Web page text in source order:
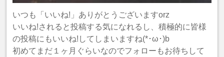
いつも「いいね!」ありがとうございますorz
いいね!されると投稿する気になれるし、積極的に皆様
の投稿にもいいね!してしまいますね(*･ω･)b
初めてまだ１ヶ月ぐらいなのでフォローもお待ちして